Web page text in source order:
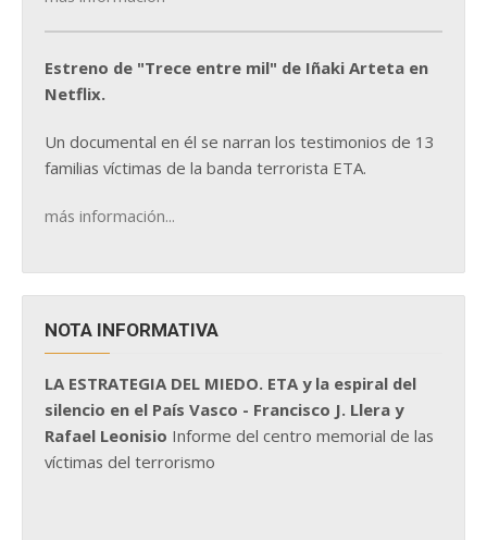
Estreno de "Trece entre mil" de Iñaki Arteta en
Netflix.
Un documental en él se narran los testimonios de 13
familias víctimas de la banda terrorista ETA.
más información...
NOTA INFORMATIVA
LA ESTRATEGIA DEL MIEDO. ETA y la espiral del
silencio en el País Vasco - Francisco J. Llera y
Rafael Leonisio Informe del centro memorial de las
víctimas del terrorismo